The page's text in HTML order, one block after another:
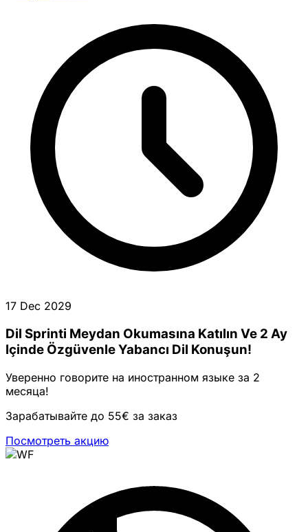
17 Dec 2029
Dil Sprinti Meydan Okumasına Katılın Ve 2 Ay
Içinde Özgüvenle Yabancı Dil Konuşun!
Уверенно говорите на иностранном языке за 2
месяца!
Зарабатывайте до 55€ за заказ
Посмотреть акцию